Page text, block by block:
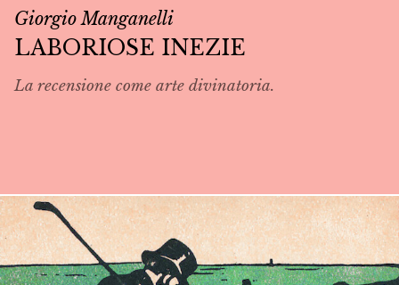
Giorgio Manganelli
LABORIOSE INEZIE
La recensione come arte divinatoria.